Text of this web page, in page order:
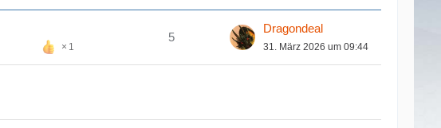
1
5
Dragondeal
31. März 2026 um 09:44